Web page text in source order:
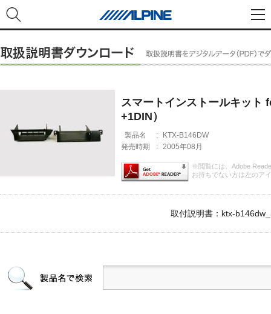
スマートインストールキット
+1DIN）
製品名 :
KTX-B146DW
発売時期
: 2005年08月
※閲覧には、Adobe
お持ちでない方は左のア
取付説明書：ktx-